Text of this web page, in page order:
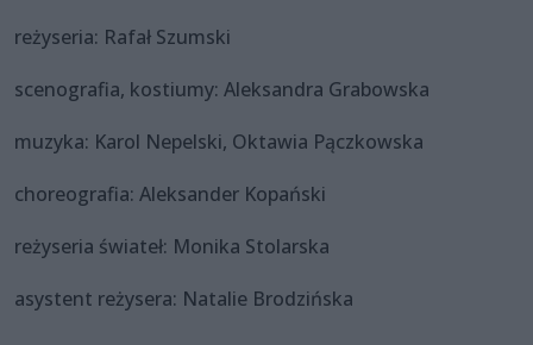
reżyseria: Rafał Szumski
scenografia, kostiumy: Aleksandra Grabowska
muzyka: Karol Nepelski, Oktawia Pączkowska
choreografia: Aleksander Kopański
reżyseria świateł: Monika Stolarska
asystent reżysera: Natalie Brodzińska